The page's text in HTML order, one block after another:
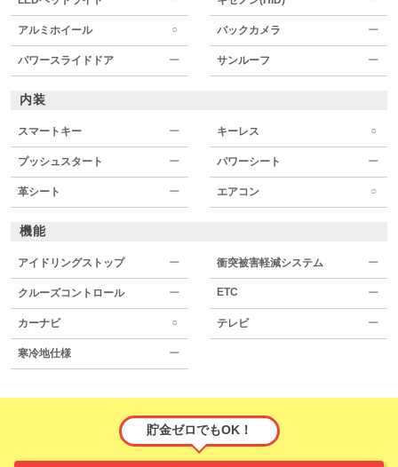
アルミホイール ○ バックカメラ ー
パワースライドドア ー サンルーフ ー
内装
スマートキー ー キーレス ○
プッシュスタート ー パワーシート ー
革シート ー エアコン ○
機能
アイドリングストップ ー 衝突被害軽減システム ー
クルーズコントロール ー ETC ー
カーナビ ○ テレビ ー
寒冷地仕様 ー
貯金ゼロでもOK！